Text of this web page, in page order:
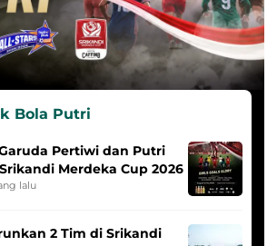
Bola Putri
Pertiwi dan Putri
Merdeka Cup 2026
lalu
2 Tim di Srikandi